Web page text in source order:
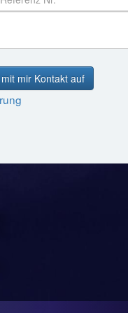
mir Kontakt auf